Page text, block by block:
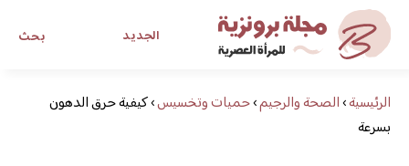
بحث الجديد
مجلة برونزية للفتاة العصريةالرئيسية›الصحة والرجيم›حميات وتخسيس›كيفية حرق الدهون
بسرعة